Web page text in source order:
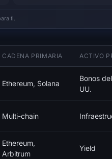
ti.
CADENA PRIMARIA ACTIVO
Ethereum, Solana
Bonos
UU.
Multi-chain
Ethereum,
Arbitrum
Yield